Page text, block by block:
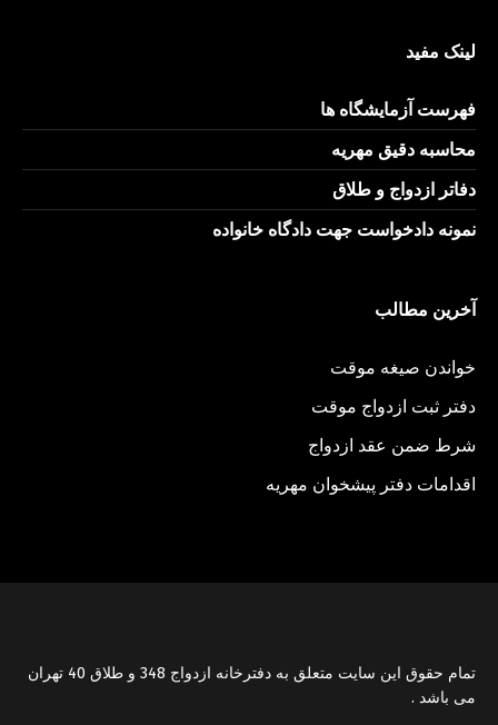
لینک مفید
فهرست آزمایشگاه ها
محاسبه دقیق مهریه
دفاتر ازدواج و طلاق
نمونه دادخواست جهت دادگاه خانواده
آخرین مطالب
خواندن صیغه موقت
دفتر ثبت ازدواج موقت
شرط ضمن عقد ازدواج
اقدامات دفتر پیشخوان مهریه
تمام حقوق اين سایت متعلق به دفترخانه ازدواج 348 و طلاق 40 تهران
می باشد .